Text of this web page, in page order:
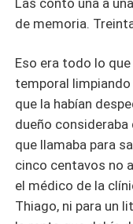
​Las contó una a
de memoria.
​Eso era todo lo
temporal
que la habían
dueño consideraba
que llamaba para
cinco centavos no
el médico de la
Thiago, ni para un